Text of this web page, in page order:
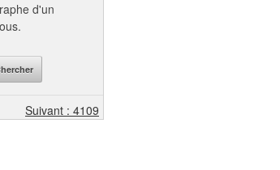
d'un
Suivant : 4109